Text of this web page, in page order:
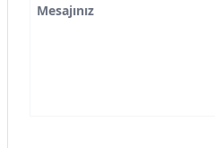
Mesajınız